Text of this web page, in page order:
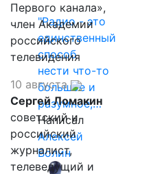
"Радио - это
единственный
способ
нести что-то
большое и
разумное,…
Написал
Алексей
Волин
Первого канала»,
член Академии
российского
телевидения
10 августа
Сергей Ломакин
советский и
российский
журналист,
телеведущий и